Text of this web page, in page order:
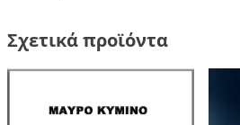
Σχετικά προϊόντα